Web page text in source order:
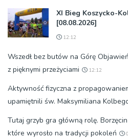
XI Bieg Koszycko-
[08.08.2026]
12:12
Wszedł bez butów na Górę
z pięknymi przeżyciami
12:12
Aktywność fizyczna z
upamiętnili św. Maksymiliana
Tutaj grzyb gra główną rolę.
które wyrosło na tradycji pokoleń